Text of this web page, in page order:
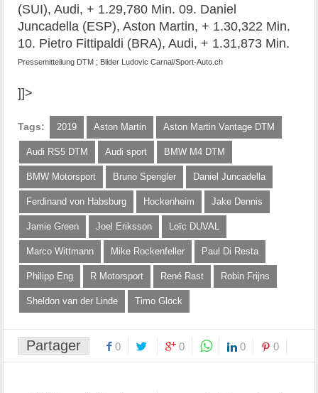
(SUI), Audi, + 1.29,780 Min. 09. Daniel
Juncadella (ESP), Aston Martin, + 1.30,322 Min.
10. Pietro Fittipaldi (BRA), Audi, + 1.31,873 Min.
Pressemitteilung DTM ; Bilder Ludovic Carnal/Sport-Auto.ch
]]>
Tags: 2019 Aston Martin Aston Martin Vantage DTM
Audi RS5 DTM Audi sport BMW M4 DTM
BMW Motorsport Bruno Spengler Daniel Juncadella
Ferdinand von Habsburg Hockenheim Jake Dennis
Jamie Green Joel Eriksson Loïc DUVAL
Marco Wittmann Mike Rockenfeller Paul Di Resta
Philipp Eng R Motorsport René Rast Robin Frijns
Sheldon van der Linde Timo Glock
Partager 0 0 0 0